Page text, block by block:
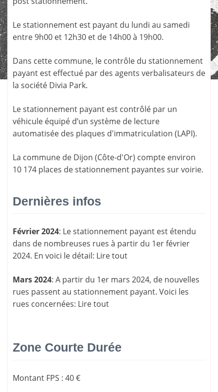
Le stationnement est payant du lundi au samedi
entre 9h00 et 12h30 et de 14h00 à 19h00.
Dans cette commune, le contrôle du stationnement
payant est effectué par des agents verbalisateurs de
la société Divia Park.
Le stationnement payant est contrôlé par un
véhicule équipé d’un système de lecture
automatisée des plaques d'immatriculation (LAPI).
La commune de Dijon (Côte-d'Or) compte environ
10 174 places de stationnement payantes sur voirie.
Dernières infos
Février 2024: Le stationnement payant est étendu
dans de nombreuses rues à partir du 1er février
2024. En voici le détail: Lire tout
Mars 2024: A partir du 1er mars 2024, de nouvelles
rues passent au stationnement payant. Voici les
rues concernées: Lire tout
Zone Courte Durée
Montant FPS : 40 €